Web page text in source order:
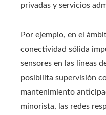
privadas y servicios
Por ejemplo, en el
conectividad sólida
sensores en las líneas
posibilita supervisión
mantenimiento
minorista, las redes